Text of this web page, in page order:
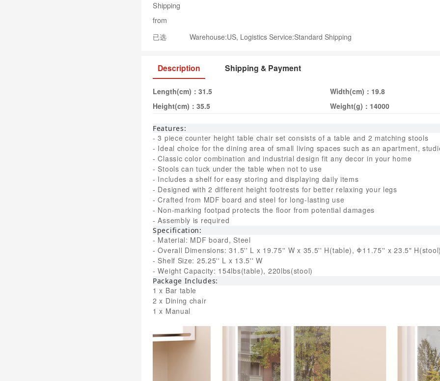
Shipping
from
已选
Warehouse:US, Logistics Service:Standard Shipping
Description Shipping & Payment
Length(cm)：31.5 Width(cm)： 19.8
Height(cm)：35.5 Weight(g)： 14000
Features:
- 3 piece counter height table chair set consists of a table and 2 matching stools
- Ideal choice for the dining area of small living spaces such as an apartment,
- Classic color combination and industrial design fit any decor in your home
- Stools can tuck under the table when not to use
- Includes a shelf for easy storing and displaying daily items
- Designed with 2 different height footrests for better relaxing your legs
- Crafted from MDF board and steel for long-lasting use
- Non-marking footpad protects the floor from potential damages
- Assembly is required
Specification:
- Material: MDF board, Steel
- Overall Dimensions: 31.5'' L x 19.75'' W x 35.5'' H(table), Φ11.75'' x 23.5"
- Shelf Size: 25.25'' L x 13.5'' W
- Weight Capacity: 154lbs(table), 220lbs(stool)
Package Includes:
1 x Bar table
2 x Dining chair
1 x Manual